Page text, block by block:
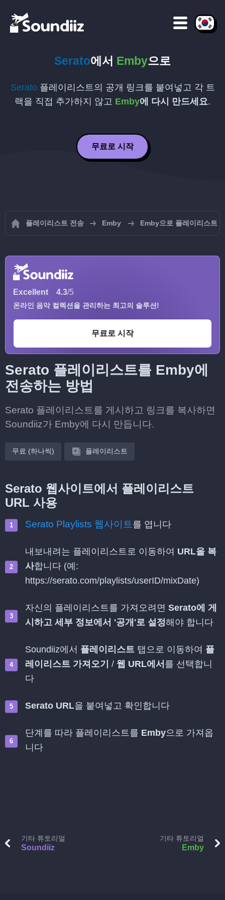
Serato에서 Emby으로
Serato플레이리스트의 공개 링크를 붙여넣고 각 트
랙을 직접 추가하지 않고 Emby에 다시 만드세요.
무료로 시작
플레이리스트 전송 Emby Emby으로 플레이리스트
Excellent 4.3/5
온라인 음악 컬렉션을 관리하는 최고의 솔루션!
무료로 시작
Serato 플레이리스트를 Emby에
전송하는 방법
Serato 플레이리스트를 게시하고 링크를 복사하면
Soundiiz가 Emby에 다시 만듭니다.
무료 (하나씩) 플레이리스트
Serato 웹사이트에서 플레이리스트
URL 사용
Serato Playlists 웹사이트 를 엽니다
내보내려는 플레이리스트로 이동하여 URL을 복
사합니다 (예:
https://serato.com/playlists/userID/mixDate)
자신의 플레이리스트를 가져오려면 Serato에 게
시하고 세부 정보에서 '공개'로 설정해야 합니다
Soundiiz에서 플레이리스트 탭으로 이동하여 플
레이리스트 가져오기 / 웹 URL에서 를 선택합니
다
Serato URL을 붙여넣고 확인합니다
단계를 따라 플레이리스트를 Emby으로 가져옵
니다
기타 튜토리얼
Soundiiz
기타 튜토리얼
Emby